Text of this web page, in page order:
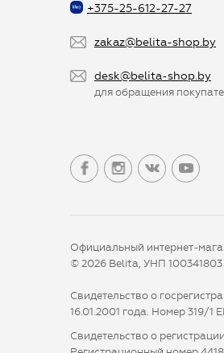
+375-25-612-27-27
zakaz@belita-shop.by
desk@belita-shop.by
для обращения
Официальный интернет-
© 2026 Belita, УНП 100341803
Свидетельство о
16.01.2001 года. Номер 319/1
Свидетельство о